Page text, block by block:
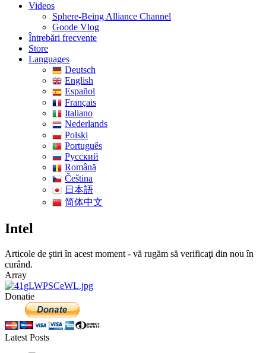
Videos
Sphere-Being Alliance Channel
Goode Vlog
Întrebări frecvente
Store
Languages
Deutsch
English
Español
Français
Italiano
Nederlands
Polski
Português
Pусский
Română
Čeština
日本語
简体中文
Intel
Articole de ştiri în acest moment - vă rugăm să verificaţi din nou în
curând.
Array
Donatie
Latest Posts